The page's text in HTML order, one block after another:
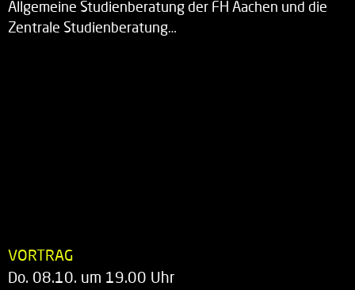
Allgemeine Studienberatung der FH Aachen und die
Zentrale Studienberatung…
VORTRAG
Do. 08.10. um 19.00 Uhr